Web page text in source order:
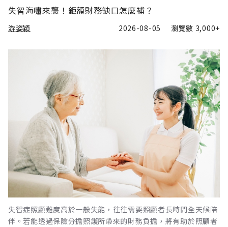
失智海嘯來襲！鉅額財務缺口怎麼補？
游姿穎 2026-08-05 瀏覽數 3,000+
失智症照顧難度高於一般失能，往往需要照顧者長時間全天候陪
伴。若能透過保險分擔照護所帶來的財務負擔，將有助於照顧者